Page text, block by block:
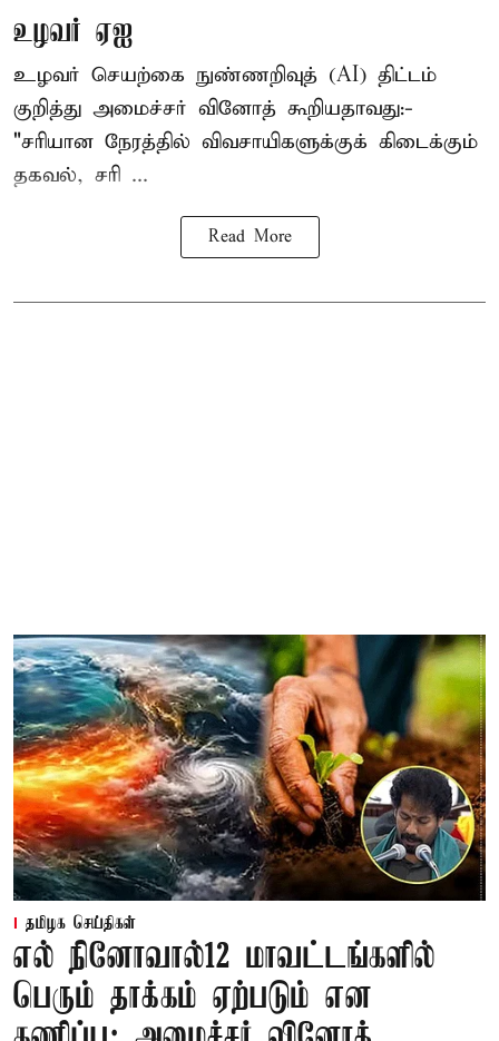
உழவர் ஏஐ
உழவர் செயற்கை நுண்ணறிவுத் (AI) திட்டம்
குறித்து அமைச்சர் வினோத் கூறியதாவது:-
"சரியான நேரத்தில் விவசாயிகளுக்குக் கிடைக்கும்
தகவல், சரி ...
Read More
தமிழக செய்திகள்
எல் நினோவால்12 மாவட்டங்களில்
பெரும் தாக்கம் ஏற்படும் என